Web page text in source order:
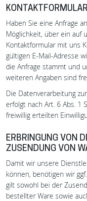
KONTAKTFORMULAR
Haben Sie eine Anfrage
Möglichkeit, über ein auf
Kontaktformular mit uns
gültigen E-Mail-Adresse
die Anfrage stammt und
weiteren Angaben sind
Die Datenverarbeitung
erfolgt nach Art. 6 Abs. 1
freiwillig erteilten
ERBRINGUNG VON
ZUSENDUNG VON
Damit wir unsere
können, benötigen wir
gilt sowohl bei der
bestellter Ware sowie